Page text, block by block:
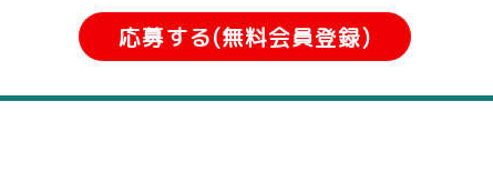
応募する(無料会員登録)